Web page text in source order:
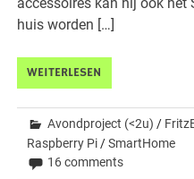
accessoires kan hij ook het
huis worden […]
WEITERLESEN
Avondproject (<2u) /
Raspberry Pi/SmartHome
16 comments